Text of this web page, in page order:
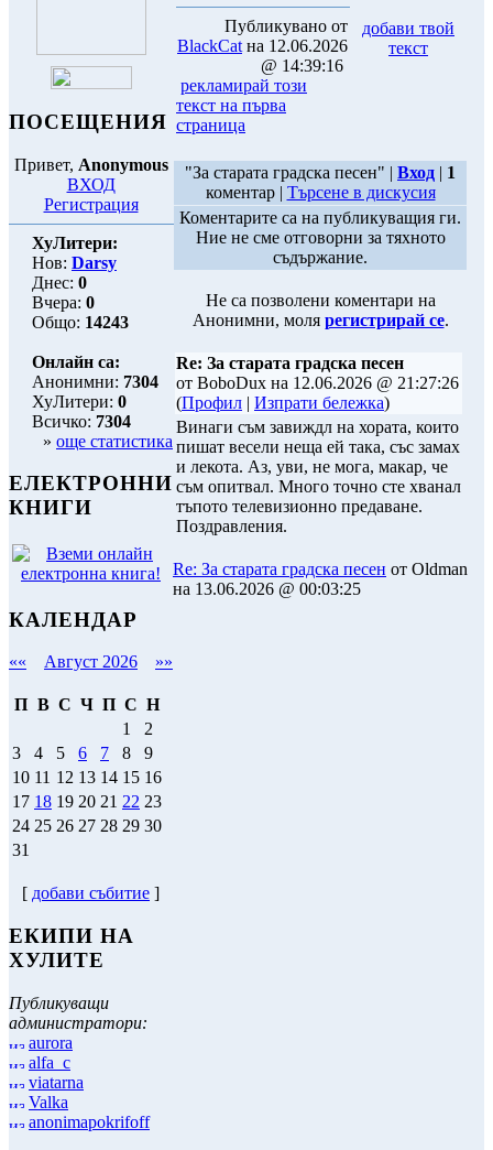
ПОСЕЩЕНИЯ
Привет, Anonymous
ВХОД
Регистрация
ХуЛитери:
Нов: Darsy
Днес: 0
Вчера: 0
Общо: 14243
Онлайн са:
Анонимни: 7304
ХуЛитери: 0
Всичко: 7304
» още статистика
ЕЛЕКТРОННИ
КНИГИ
КАЛЕНДАР
«« Август 2026 »»
П В С Ч П С Н
1
2
3
4 5 6 7 8
9
10 11 12 13 14 15 16
17 18 19 20 21 22 23
24 25 26 27 28 29 30
31
[ добави събитие ]
ЕКИПИ НА
ХУЛИТЕ
Публикуващи
администратори:
aurora
alfa_c
viatarna
Valka
anonimapokrifoff
Публикувано от
BlackCat на 12.06.2026
@ 14:39:16
рекламирай този
текст на първа
страница
добави твой
текст
"За старата градска песен" | Вход | 1
коментар | Търсене в дискусия
Коментарите са на публикуващия ги.
Ние не сме отговорни за тяхното
съдържание.
Не са позволени коментари на
Анонимни, моля регистрирай се.
Re: За старата градска песен
от BoboDux на 12.06.2026 @ 21:27:26
(Профил | Изпрати бележка)
Винаги съм завиждл на хората, които
пишат весели неща ей така, със замах
и лекота. Аз, уви, не мога, макар, че
съм опитвал. Много точно сте хванал
тъпото телевизионно предаване.
Поздравления.
Re: За старата градска песен от Oldman
на 13.06.2026 @ 00:03:25